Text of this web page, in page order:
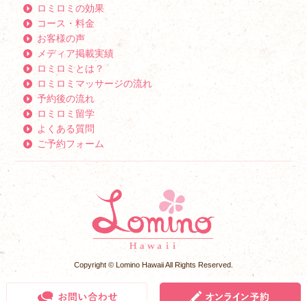
ロミロミの効果
コース・料金
お客様の声
メディア掲載実績
ロミロミとは？
ロミロミマッサージの流れ
予約後の流れ
ロミロミ留学
よくある質問
ご予約フォーム
Copyright © Lomino Hawaii All Rights Reserved.